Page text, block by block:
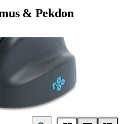
& Pekdon